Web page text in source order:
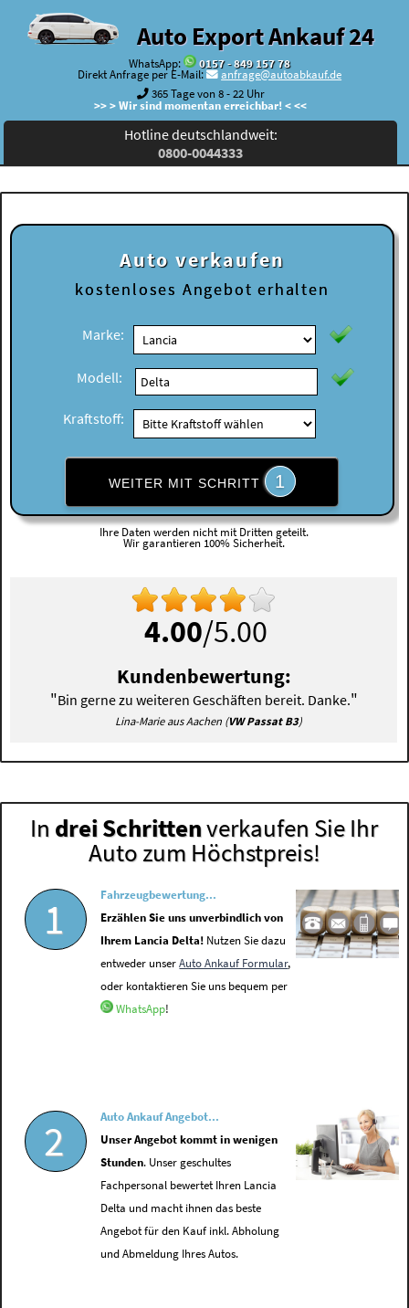
Auto Export Ankauf 24
WhatsApp:
0157 - 849 157 78
Direkt Anfrage per E-Mail:
anfrage@autoabkauf.de
365 Tage von 8 - 22 Uhr
>> > Wir sind momentan erreichbar! < <<
Hotline deutschlandweit:
0800-0044333
Auto verkaufen
kostenloses Angebot erhalten
Marke:
Modell:
Kraftstoff:
WEITER MIT SCHRITT 1
Ihre Daten werden nicht mit Dritten geteilt.
Wir garantieren 100% Sicherheit.
4.00/5.00
Kundenbewertung:
"Bin gerne zu weiteren Geschäften bereit. Danke."
Lina-Marie aus Aachen (VW Passat B3)
In drei Schrittenverkaufen Sie Ihr
Auto zum Höchstpreis!
1
Fahrzeugbewertung...
Erzählen Sie uns unverbindlich von
Ihrem Lancia Delta! Nutzen Sie dazu
entweder unserAuto Ankauf Formular,
oder kontaktieren Sie uns bequem per
WhatsApp!
2
Auto Ankauf Angebot...
Unser Angebot kommt in wenigen
Stunden. Unser geschultes
Fachpersonal bewertet Ihren Lancia
Delta und macht ihnen das beste
Angebot für den Kauf inkl. Abholung
und Abmeldung Ihres Autos.